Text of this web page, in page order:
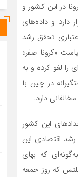
در این کشور و
دارد و داده‌‌‌های
تحقق رشد
«کرونا صفر»
لغو کرده و به
در چین با
دارد.
این کشور
اقتصادی این
که بهای
معیار پلتس که روز جمعه